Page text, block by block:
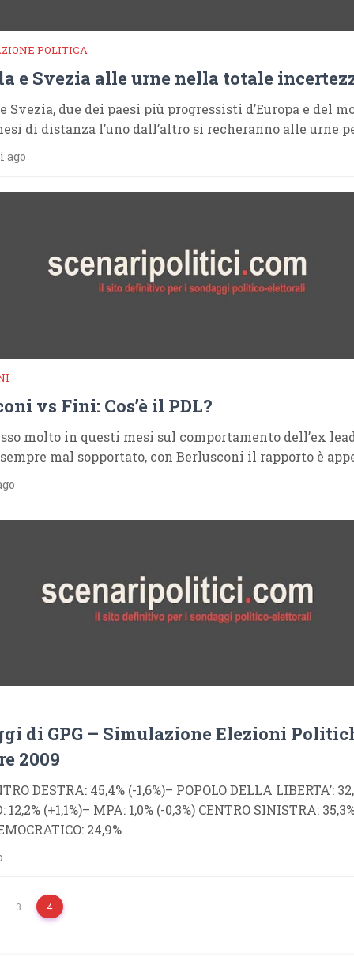
POLITICA
e Svezia alle urne nella totale
Svezia, due dei paesi più progressisti d’Europa e del
di distanza l’uno dall’altro si recheranno alle urne
ago
vs Fini: Cos’è il PDL?
molto in questi mesi sul comportamento dell’ex
sempre mal sopportato, con Berlusconi il rapporto è
di GPG – Simulazione Elezioni
2009
DESTRA: 45,4% (-1,6%)– POPOLO DELLA LIBERTA’:
12,2% (+1,1%)– MPA: 1,0% (-0,3%) CENTRO SINISTRA:
24,9%
3 4